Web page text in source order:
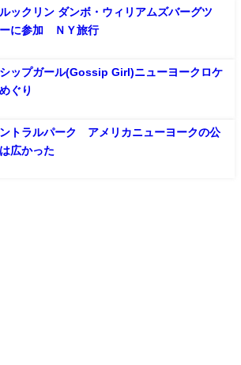
ックリン ダンボ・ウィリアムズバーグツ
に参加 ＮＹ旅行
ップガール(Gossip Girl)ニューヨークロケ
ぐり
トラルパーク アメリカニューヨークの公
広かった